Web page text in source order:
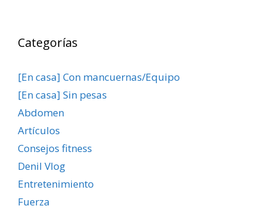
Categorías
[En casa] Con mancuernas/Equipo
[En casa] Sin pesas
Abdomen
Artículos
Consejos fitness
Denil Vlog
Entretenimiento
Fuerza